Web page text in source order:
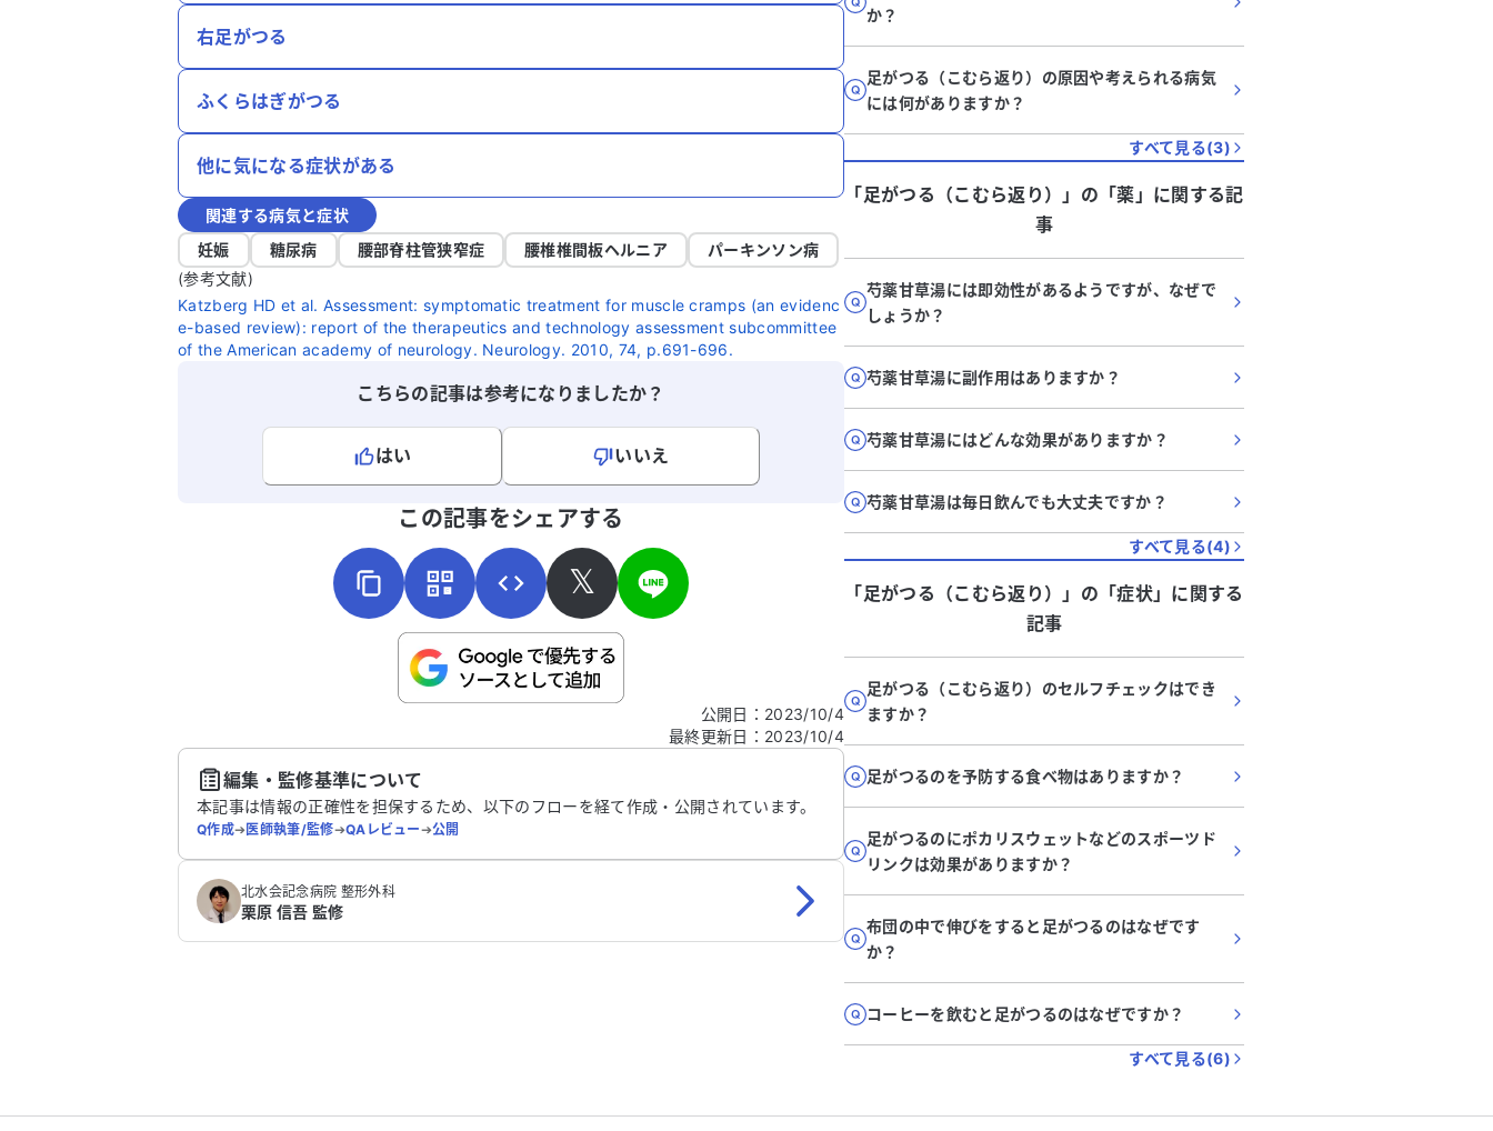
右足がつる
ふくらはぎがつる
他に気になる症状がある
関連する病気と症状
妊娠
糖尿病 腰部脊柱管狭窄症 腰椎椎間板ヘルニア
パーキンソン病
(参考文献)
Katzberg HD et al. Assessment: symptomatic treatment for muscle cramps (an evidenc
e-based review): report of the therapeutics and technology assessment subcommittee
of the American academy of neurology. Neurology. 2010, 74, p.691-696.
こちらの記事は参考になりましたか？
はい
いいえ
こちらは送信専用のフォームです。氏名やご自身の病気の詳細などの個人情報は入れないでくだ
この記事をシェアする
𝕏
公開日 ： 2023/10/4
最終更新日 ： 2023/10/4
編集・監修基準について
本記事は情報の正確性を担保するため、以下のフローを経て作成・公開されています。
Q作成➔医師執筆/監修➔QAレビュー➔公開
北水会記念病院 整形外科
栗原 信吾 監修
か？
足がつる（こむら返り）の原因や考えられる病気
には何がありますか？
すべて見る(3)
「足がつる（こむら返り）」 の「薬 」に関する記
事
芍薬甘草湯には即効性があるようですが、なぜで
しょうか？
芍薬甘草湯に副作用はありますか？
芍薬甘草湯にはどんな効果がありますか？
芍薬甘草湯は毎日飲んでも大丈夫ですか？
すべて見る(4)
「足がつる（こむら返り）」 の「症状」に関する
記事
足がつる（こむら返り）のセルフチェックはでき
ますか？
足がつるのを予防する食べ物はありますか？
足がつるのにポカリスウェットなどのスポーツド
リンクは効果がありますか？
布団の中で伸びをすると足がつるのはなぜです
か？
コーヒーを飲むと足がつるのはなぜですか？
すべて見る(6)